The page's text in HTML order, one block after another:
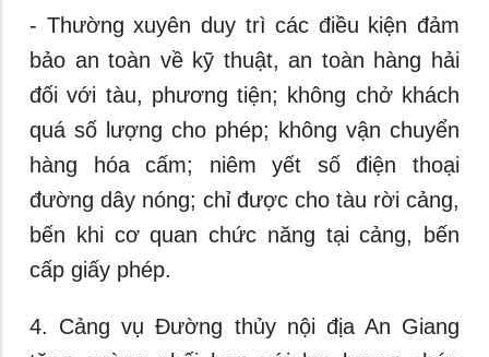
- Thường xuyên duy trì các điều kiện đảm
bảo an toàn về kỹ thuật, an toàn hàng hải
đối với tàu, phương tiện; không chở khách
quá số lượng cho phép; không vận chuyển
hàng hóa cấm; niêm yết số điện thoại
đường dây nóng; chỉ được cho tàu rời cảng,
bến khi cơ quan chức năng tại cảng, bến
cấp giấy phép.
4. Cảng vụ Đường thủy nội địa An Giang